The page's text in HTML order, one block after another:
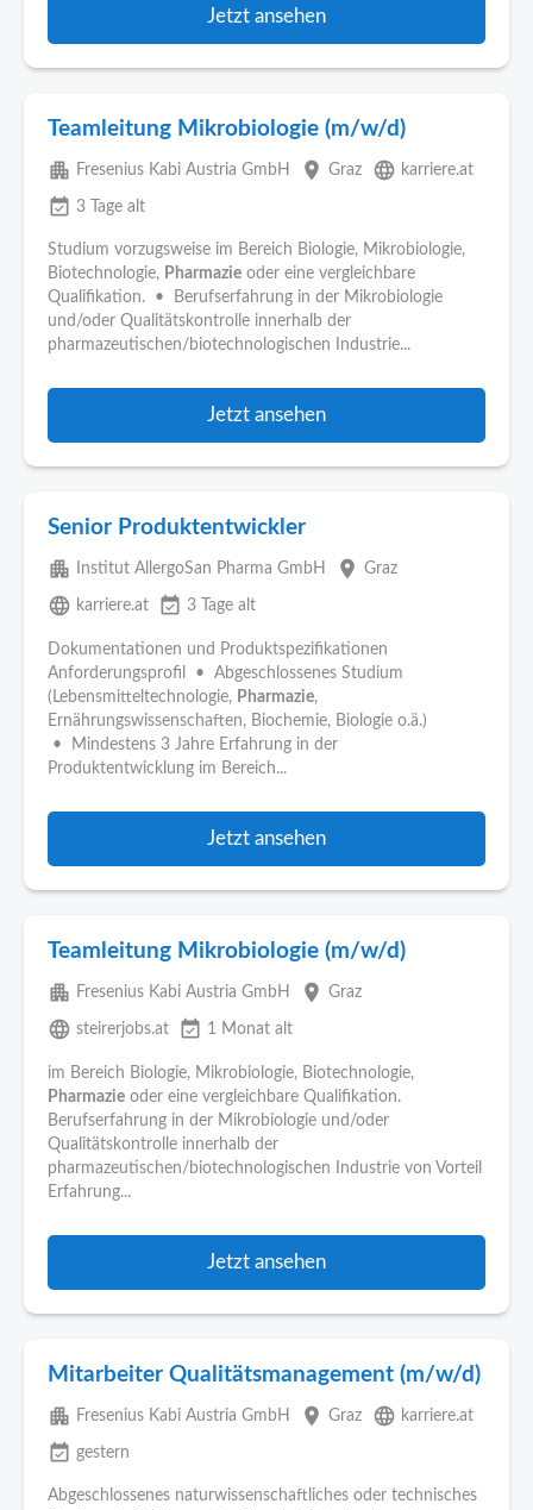
Jetzt ansehen
Teamleitung Mikrobiologie (m/w/d)
apartment Fresenius Kabi Austria GmbH place Graz language karriere.at
event_available 3 Tage alt
Studium vorzugsweise im Bereich Biologie, Mikrobiologie,
Biotechnologie, Pharmazie oder eine vergleichbare
Qualifikation. • Berufserfahrung in der Mikrobiologie
und/oder Qualitätskontrolle innerhalb der
pharmazeutischen/biotechnologischen Industrie...
Jetzt ansehen
Senior Produktentwickler
apartment Institut AllergoSan Pharma GmbH place Graz
language karriere.at event_available 3 Tage alt
Dokumentationen und Produktspezifikationen
Anforderungsprofil • Abgeschlossenes Studium
(Lebensmitteltechnologie, Pharmazie,
Ernährungswissenschaften, Biochemie, Biologie o.ä.)
• Mindestens 3 Jahre Erfahrung in der
Produktentwicklung im Bereich...
Jetzt ansehen
Teamleitung Mikrobiologie (m/w/d)
apartment Fresenius Kabi Austria GmbH place Graz
language steirerjobs.at event_available 1 Monat alt
im Bereich Biologie, Mikrobiologie, Biotechnologie,
Pharmazie oder eine vergleichbare Qualifikation.
Berufserfahrung in der Mikrobiologie und/oder
Qualitätskontrolle innerhalb der
pharmazeutischen/biotechnologischen Industrie von Vorteil
Erfahrung...
Jetzt ansehen
Mitarbeiter Qualitätsmanagement (m/w/d)
apartment Fresenius Kabi Austria GmbH place Graz language karriere.at
event_available gestern
Abgeschlossenes naturwissenschaftliches oder technisches